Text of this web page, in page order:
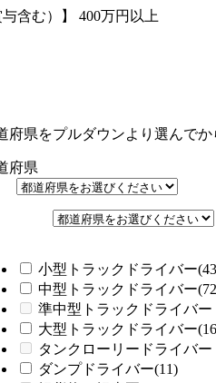
含む）】 400万円以上
府県をプルダウンより選んでか
府県
小型トラックドライバー
中型トラックドライバー
準中型トラックドライバー
大型トラックドライバー
タンクローリードライバー
ダンプドライバー(11)